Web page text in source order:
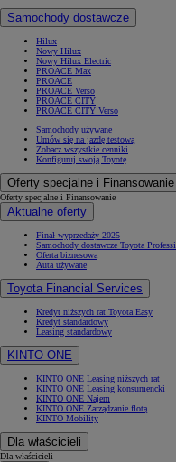
Samochody dostawcze
Hilux
Nowy Hilux
Nowy Hilux Electric
PROACE Max
PROACE
PROACE Verso
PROACE CITY
PROACE CITY Verso
Samochody używane
Umów się na jazdę testową
Zobacz wszystkie cenniki
Konfiguruj swoją Toyotę
Oferty specjalne i Finansowanie
Oferty specjalne i Finansowanie
Aktualne oferty
Finał wyprzedaży 2025
Samochody dostawcze Toyota
Oferta biznesowa
Auta używane
Toyota Financial Services
Kredyt niższych rat Toyota Easy
Kredyt standardowy
Leasing standardowy
KINTO ONE
KINTO ONE Leasing niższych rat
KINTO ONE Leasing konsumencki
KINTO ONE Najem
KINTO ONE Zarządzanie flotą
KINTO Mobility
Dla właścicieli
Dla właścicieli